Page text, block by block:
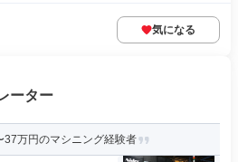
気になる
ーター
万円のマシニング経験者